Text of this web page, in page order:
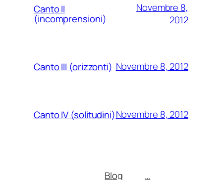
Canto II
(incomprensioni)
Novembre 8,
2012
Canto III (orizzonti) Novembre 8, 2012
Canto IV (solitudini)Novembre 8, 2012
Blog …